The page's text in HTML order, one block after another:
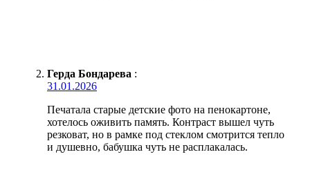
Герда Бондарева :
31.01.2026
Печатала старые детские фото на пенокартоне,
хотелось оживить память. Контраст вышел чуть
резковат, но в рамке под стеклом смотрится тепло
и душевно, бабушка чуть не расплакалась.